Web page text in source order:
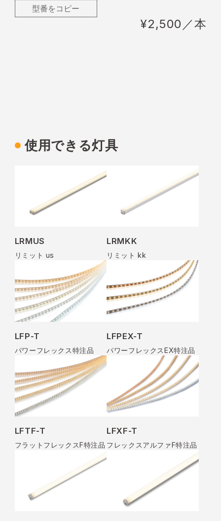
型番をコピー
¥2,500／本
使用できる灯具
LRMUS
リミット us
LRMKK
リミット kk
LFP-T
パワーフレックス特注品
LFPEX-T
パワーフレックスEX特注品
LFTF-T
フラットフレックスF特注品
LFXF-T
フレックスアルファF特注品